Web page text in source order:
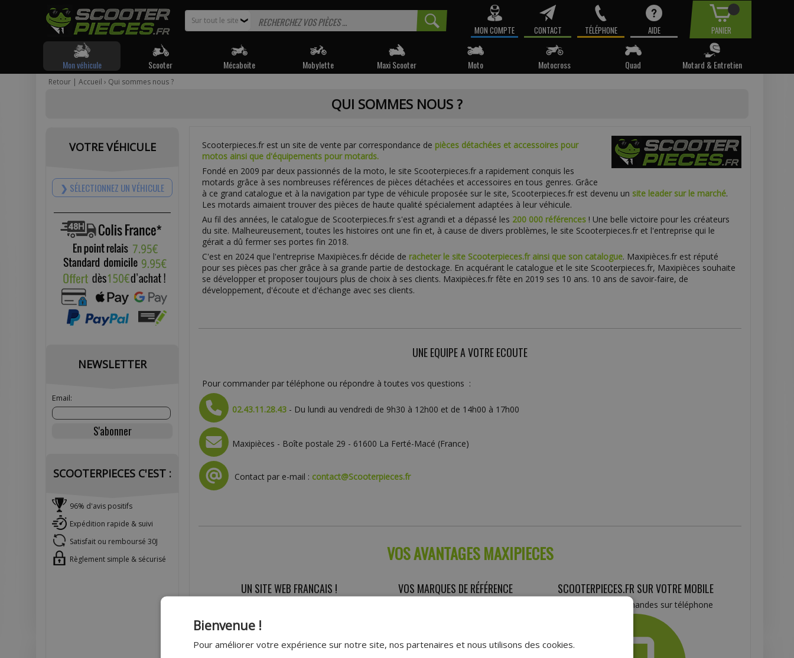
❯
Sur tout le site
MON COMPTE CONTACT TÉLÉPHONE AIDE PANIER
Mon véhicule Scooter Mécaboite Mobylette Maxi Scooter Moto Motocross Quad Motard & Entretien
Retour | Accueil › Qui sommes nous ?
QUI SOMMES NOUS ?
Scooterpieces.fr est un site de vente par correspondance de pièces détachées et accessoires pour
motos ainsi que d'équipements pour motards.
Fondé en 2009 par deux passionnés de la moto, le site Scooterpieces.fr a rapidement conquis les
motards grâce à ses nombreuses références de pièces détachées et accessoires en tous genres. Grâce
à ce grand catalogue et à la navigation par type de véhicule proposée sur le site, Scooterpieces.fr est devenu un site leader sur le marché.
Les motards aimaient trouver des pièces de haute qualité spécialement adaptées à leur véhicule.
Au fil des années, le catalogue de Scooterpieces.fr s'est agrandi et a dépassé les 200 000 références ! Une belle victoire pour les créateurs
du site. Malheureusement, toutes les histoires ont une fin et, à cause de divers problèmes, le site Scooterpieces.fr et l'entreprise qui le
gérait a dû fermer ses portes fin 2018.
C'est en 2024 que l'entreprise Maxipièces.fr décide de racheter le site Scooterpieces.fr ainsi que son catalogue. Maxipièces.fr est réputé
pour ses pièces pas cher grâce à sa grande partie de destockage. En acquérant le catalogue et le site Scooterpieces.fr, Maxipièces souhaite
se développer et proposer toujours plus de choix à ses clients. Maxipièces.fr fête en 2019 ses 10 ans. 10 ans de savoir-faire, de
développement, d'écoute et d'échange avec ses clients.
UNE EQUIPE A VOTRE ECOUTE
Pour commander par téléphone ou répondre à toutes vos questions :
02.43.11.28.43 - Du lundi au vendredi de 9h30 à 12h00 et de 14h00 à 17h00
Maxipièces - Boîte postale 29 - 61600 La Ferté-Macé (France)
Contact par e-mail : contact@Scooterpieces.fr
VOS AVANTAGES MAXIPIECES
UN SITE WEB FRANCAIS ! VOS MARQUES DE RÉFÉRENCE SCOOTERPIECES.FR SUR VOTRE MOBILE
Catalogue et commandes sur téléphone
VOTRE VÉHICULE
SÉLECTIONNEZ UN VÉHICULE
NEWSLETTER
Email:
SCOOTERPIECES C'EST :
96% d'avis positifs
Expédition rapide & suivi
Satisfait ou remboursé 30J
Règlement simple & sécurisé
Bienvenue !
Pour améliorer votre expérience sur notre site, nos partenaires et nous utilisons des cookies.